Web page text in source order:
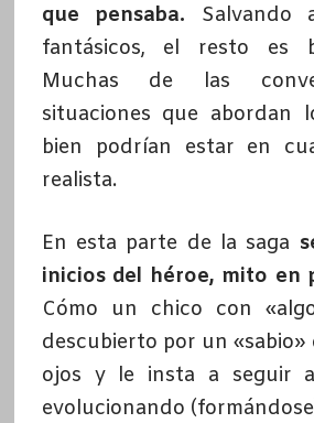
que pensaba. Salvando
fantásicos, el resto es
Muchas de las
situaciones que abordan
bien podrían estar en
realista.
En esta parte de la saga
inicios del héroe, mito en
Cómo un chico con
descubierto por un «sabio»
ojos y le insta a seguir
evolucionando